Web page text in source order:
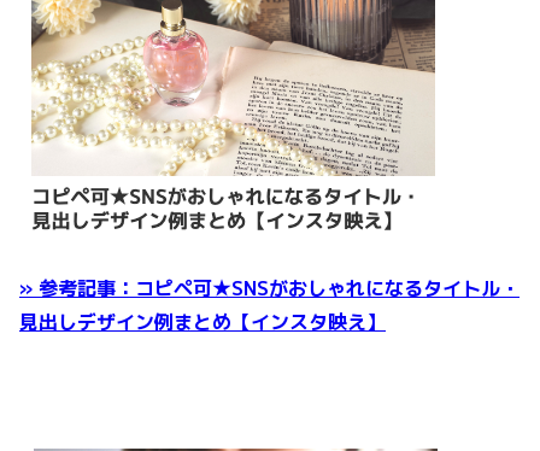
» 参考記事：コピペ可★SNSがおしゃれになるタイトル・
見出しデザイン例まとめ【インスタ映え】